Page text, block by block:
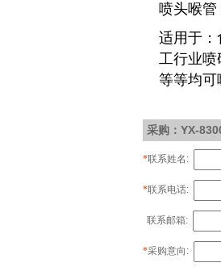
喷头喉管
适用于：
工行业喷
等等均可
采购：YX-
*联系姓名:
*联系电话:
联系邮箱:
*采购意向: